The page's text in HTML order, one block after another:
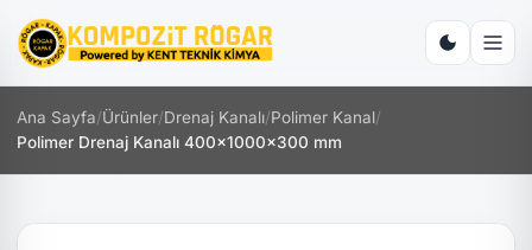
Ana Sayfa/Ürünler/Drenaj Kanalı/Polimer Kanal/
Polimer Drenaj Kanalı 400x1000x300 mm